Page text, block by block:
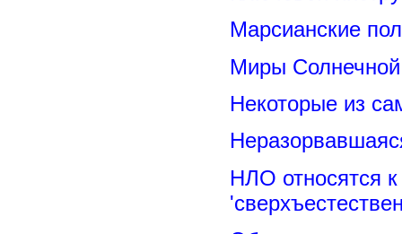
Марсианские
Миры
Некоторые из
НЛО относятся к